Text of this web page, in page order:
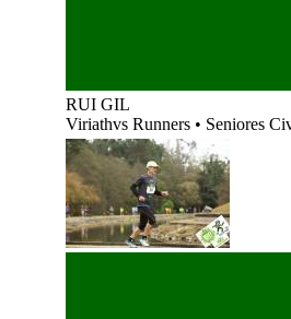
RUI GIL
Viriathvs Runners • Seniores